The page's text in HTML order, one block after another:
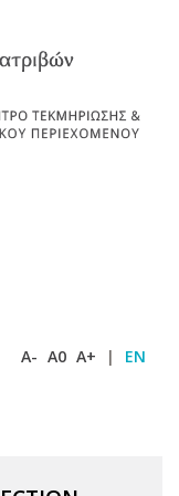
A- A0 A+ | EN